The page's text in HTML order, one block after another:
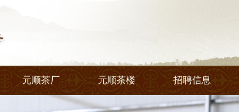
元顺茶厂 元顺茶楼 招聘信息